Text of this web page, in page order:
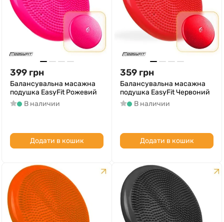
399 грн
Балансувальна масажна
подушка EasyFit Рожевий
В наличии
Додати в кошик
359 грн
Балансувальна масажна
подушка EasyFit Червоний
В наличии
Додати в кошик